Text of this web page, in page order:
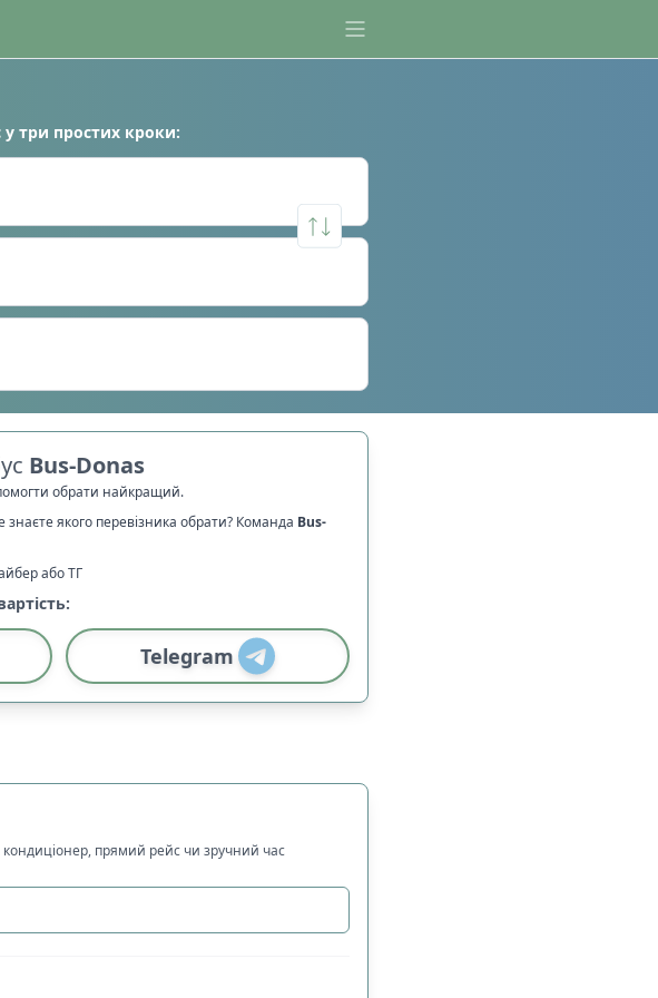
у три простих кроки:
Bus-Donas
обрати найкращий.
знаєте якого перевізника обрати? Команда Bus-
або ТГ
Telegram
прямий рейс чи зручний час